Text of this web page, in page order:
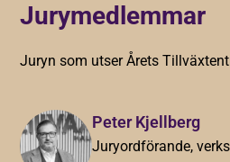
Jurymedlemmar
Juryn som utser Årets
Peter Kjellberg
Juryordförande,